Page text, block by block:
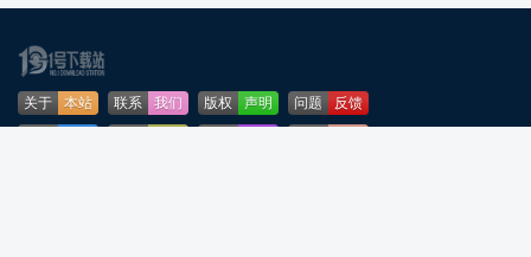
关于 本站 联系 我们 版权 声明 问题
反馈